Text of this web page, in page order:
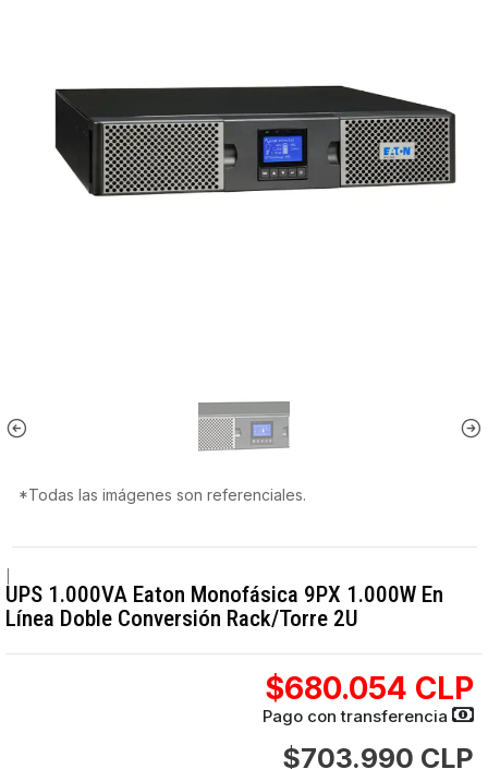
*Todas las imágenes son referenciales.
UPS 1.000VA Eaton Monofásica 9PX 1.000W En
Línea Doble Conversión Rack/Torre 2U
$680.054 CLP
Pago con transferencia
$703.990 CLP